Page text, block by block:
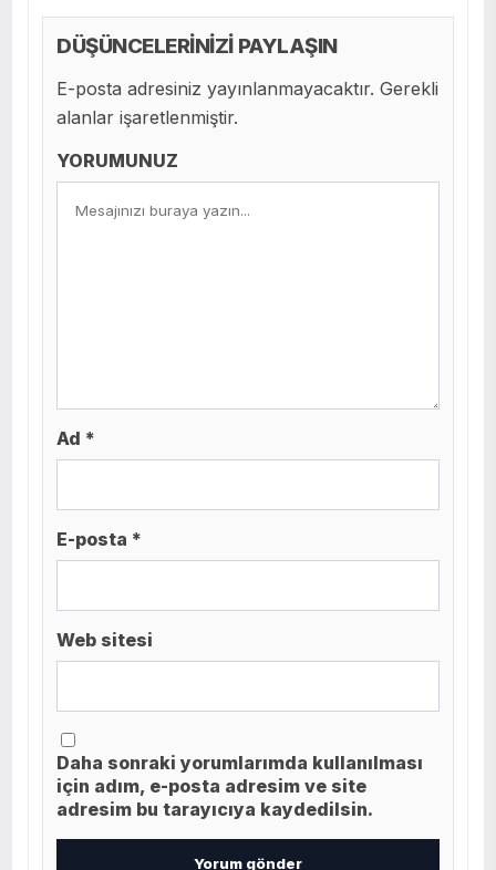
DÜŞÜNCELERİNİZİ PAYLAŞIN
E-posta adresiniz yayınlanmayacaktır. Gerekli
alanlar işaretlenmiştir.
YORUMUNUZ
Ad *
E-posta *
Web sitesi
Daha sonraki yorumlarımda kullanılması
için adım, e-posta adresim ve site
adresim bu tarayıcıya kaydedilsin.